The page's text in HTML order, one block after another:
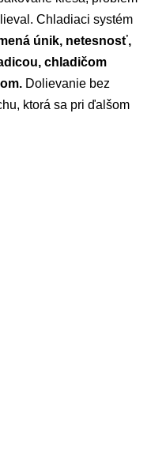
Chladiaci systém
únik, netesnosť,
chladičom
Dolievanie bez
ktorá sa pri ďalšom